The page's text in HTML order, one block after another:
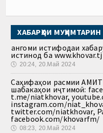
ХАБАРҲОИ МУҲИМТАРИН
Ҳангоми истифодаи
истинод ба
🕔 20:24, 20.Май 2024
Саҳифаҳои расмии АМИТ
шабакаҳои иҷтимоӣ:
t.me/niatkhovar,
instagram.com/
twitter.com/niatkhovar,
facebook.com/khovarfm/
🕔 08:23, 20.Май 2024